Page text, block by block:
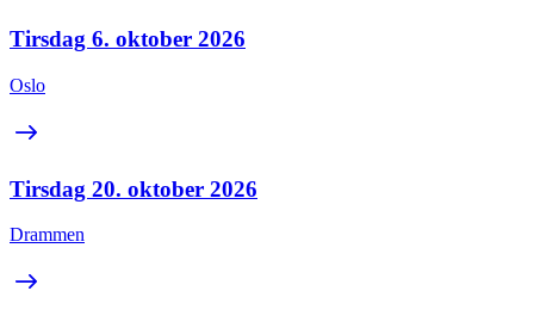
Tirsdag 6. oktober 2026
Oslo
Tirsdag 20. oktober 2026
Drammen